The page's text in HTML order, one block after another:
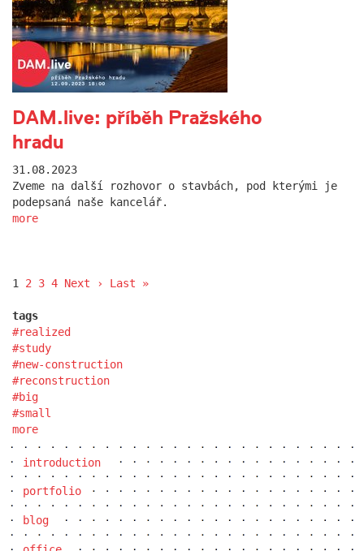
DAM.live: příběh Pražského
hradu
31.08.2023
Zveme na další rozhovor o stavbách, pod kterými je
podepsaná naše kancelář.
more
1 2 3 4 Next › Last »
tags
realized
study
new-construction
reconstruction
big
small
more
introduction
portfolio
blog